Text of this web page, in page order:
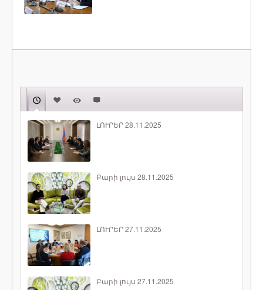
ԼՈՒՐԵՐ 28.11.2025
Բարի լույս 28.11.2025
ԼՈՒՐԵՐ 27.11.2025
Բարի լույս 27.11.2025